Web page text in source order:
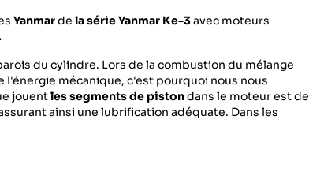
Yanmarde la série Yanmar Ke-3avec moteurs
du cylindre. Lors de la combustion du mélange
mécanique, c'est pourquoi nous nous
jouentles segments de pistondans le moteur est de
ainsi une lubrification adéquate. Dans les